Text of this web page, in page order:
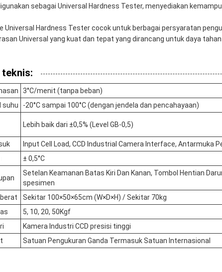
sebagai Universal Hardness Tester, menyediakan
Universal Hardness Tester cocok untuk berbagai persyaratan
Universal yang kuat dan tepat yang dirancang untuk daya
3°C/menit (tanpa beban)
suhu
-20°C sampai 100°C (dengan jendela dan pencahayaan)
Lebih baik dari ±0,5% (Level GB-0,5)
Input Cell Load, CCD Industrial Camera Interface, Antarmuka
± 0,5°C
Setelan Keamanan Batas Kiri Dan Kanan, Tombol Hentian
spesimen
Sekitar 100×50×65cm (W×D×H) / Sekitar 70kg
5, 10, 20, 50Kgf
Kamera Industri CCD presisi tinggi
Satuan Pengukuran Ganda Termasuk Satuan Internasional